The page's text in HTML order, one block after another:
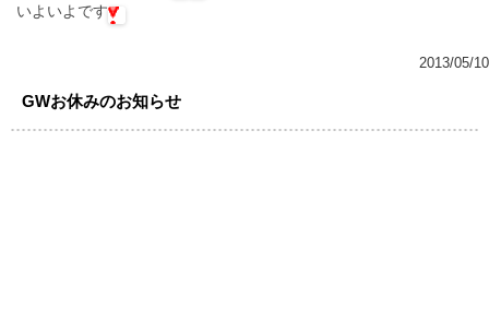
いよいよです
2013/05/10
GWお休みのお知らせ